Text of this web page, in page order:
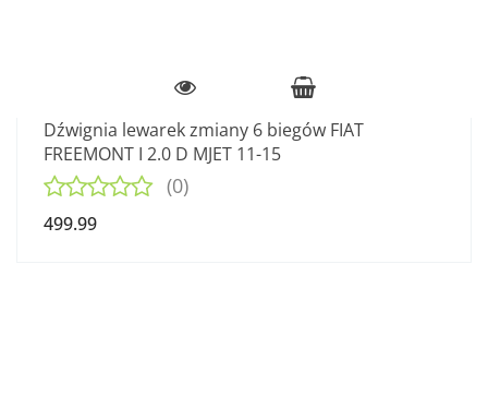
Dźwignia lewarek zmiany 6 biegów FIAT
FREEMONT I 2.0 D MJET 11-15
(0)
499.99